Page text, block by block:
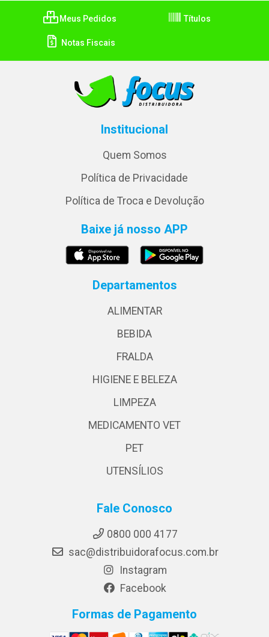
Meus Pedidos Títulos
Notas Fiscais
Institucional
Quem Somos
Política de Privacidade
Política de Troca e Devolução
Baixe já nosso APP
Departamentos
ALIMENTAR
BEBIDA
FRALDA
HIGIENE E BELEZA
LIMPEZA
MEDICAMENTO VET
PET
UTENSÍLIOS
Fale Conosco
0800 000 4177
sac@distribuidorafocus.com.br
Instagram
Facebook
Formas de Pagamento